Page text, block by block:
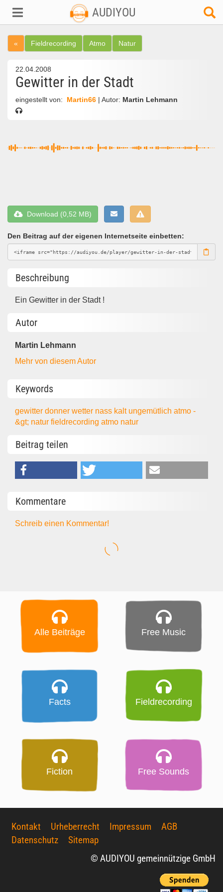
AUDIYOU
« Fieldrecording Atmo Natur
22.04.2008
Gewitter in der Stadt
eingestellt von: Martin66 | Autor: Martin Lehmann
Download (0,52 MB)
Den Beitrag auf der eigenen Internetseite einbetten:
Beschreibung
Ein Gewitter in der Stadt !
Autor
Martin Lehmann
Mehr von diesem Autor
Keywords
gewitterdonnerwetter nass kalt ungemütlichatmo -
&gt; naturfieldrecordingatmo natur
Beitrag teilen
Kommentare
Schreib einen Kommentar!
Alle Beiträge Free Music
Facts Fieldrecording
Fiction Free Sounds
Kontakt Urheberrecht Impressum
AGB
Datenschutz
Sitemap
© AUDIYOU gemeinnützige GmbH